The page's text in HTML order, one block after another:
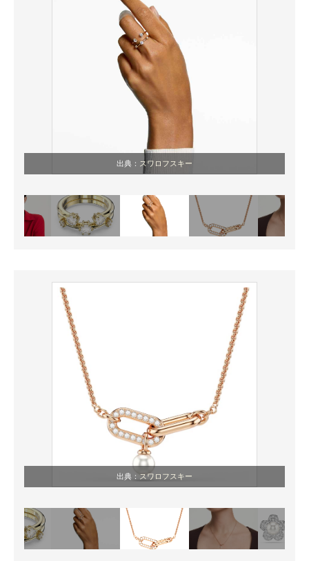
出典： スワロフスキー
出典： スワロフスキー